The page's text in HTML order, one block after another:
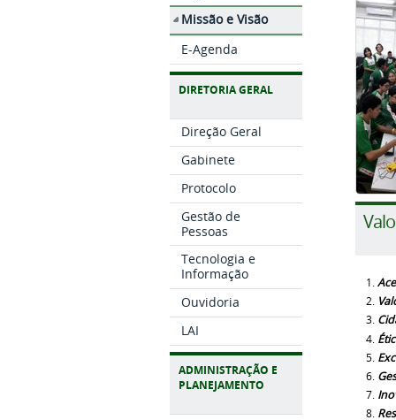
Missão e Visão
E-Agenda
DIRETORIA GERAL
Direção Geral
Gabinete
Protocolo
Gestão de
Pessoas
Tecnologia e
Informação
Ouvidoria
LAI
ADMINISTRAÇÃO E
PLANEJAMENTO